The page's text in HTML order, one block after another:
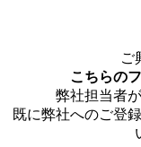
ご
こちらの
弊社担当者
既に弊社へのご登